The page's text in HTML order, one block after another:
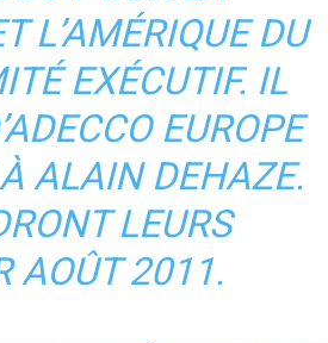
L’AMÉRIQUE DU
EXÉCUTIF. IL
EUROPE
ALAIN DEHAZE.
LEURS
AOÛT 2011.